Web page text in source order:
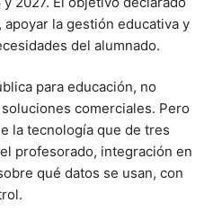
la gestión educativa y
del alumnado.
para educación, no
comerciales. Pero
la tecnología que de tres
profesorado, integración en
qué datos se usan, con